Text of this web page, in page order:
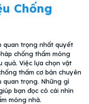
Chống
quan trọng nhất quyết
chống thấm móng
quả. Việc lựa chọn vật
thấm cơ bản chuyên
quan trọng. Những gì
bạn đọc có cái nhìn
móng nhà.